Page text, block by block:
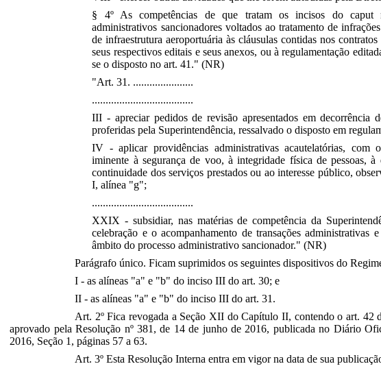
§ 4º As competências de que tratam os incisos do caput
administrativos sancionadores voltados ao tratamento de
de infraestrutura aeroportuária às cláusulas contidas nos
seus respectivos editais e seus anexos, ou à regulamentação
se o disposto no art. 41." (NR)
"Art. 31. ......................
.....................................
III - apreciar pedidos de revisão apresentados em decorrência
proferidas pela Superintendência, ressalvado o disposto em
IV - aplicar providências administrativas acautelatórias, com
iminente à segurança de voo, à integridade física de pessoas,
continuidade dos serviços prestados ou ao interesse público,
I, alínea "g";
.....................................
XXIX - subsidiar, nas matérias de competência da
celebração e o acompanhamento de transações administrativas
âmbito do processo administrativo sancionador." (NR)
Parágrafo único. Ficam suprimidos os seguintes dispositivos do
I - as alíneas "a" e "b" do inciso III do art. 30; e
II - as alíneas "a" e "b" do inciso III do art. 31.
Art. 2º Fica revogada a Seção XII do Capítulo II, contendo o art. 42
aprovado pela Resolução nº 381, de 14 de junho de 2016, publicada no Diário
2016, Seção 1, páginas 57 a 63.
Art. 3º Esta Resolução Interna entra em vigorna data de sua